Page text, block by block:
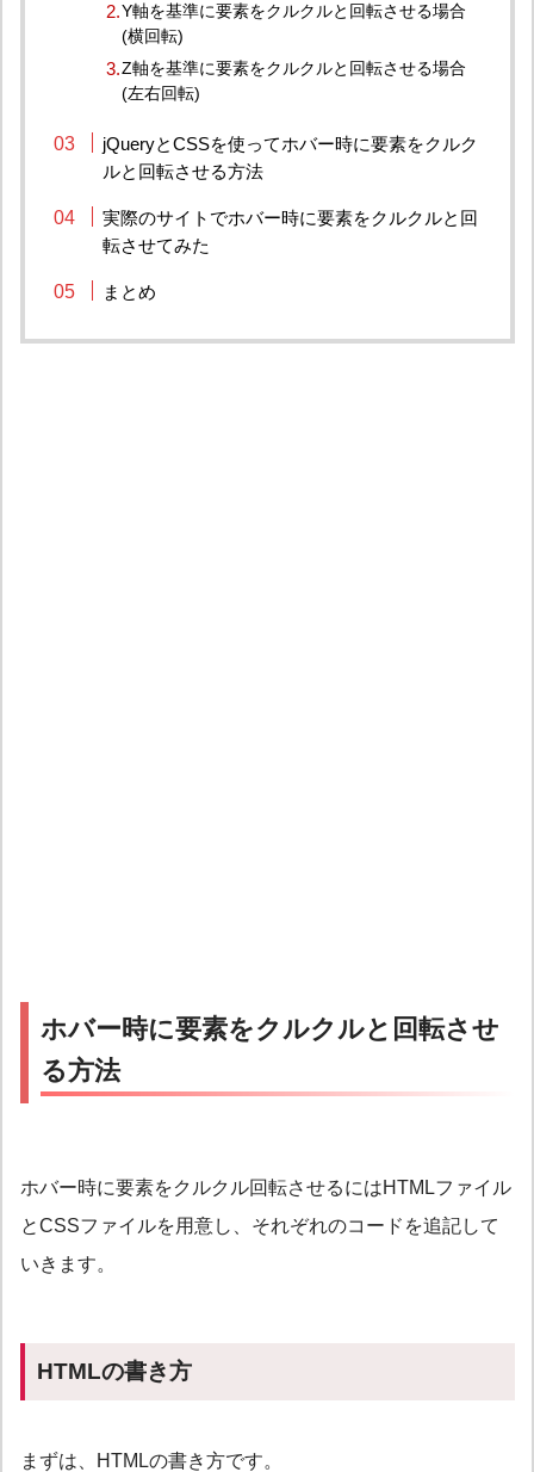
Y軸を基準に要素をクルクルと回転させる場合
(横回転)
Z軸を基準に要素をクルクルと回転させる場合
(左右回転)
jQueryとCSSを使ってホバー時に要素をクルク
ルと回転させる方法
実際のサイトでホバー時に要素をクルクルと回
転させてみた
まとめ
ホバー時に要素をクルクルと回転させ
る方法
ホバー時に要素をクルクル回転させるにはHTMLファイル
とCSSファイルを用意し、それぞれのコードを追記して
いきます。
HTMLの書き方
まずは、HTMLの書き方です。